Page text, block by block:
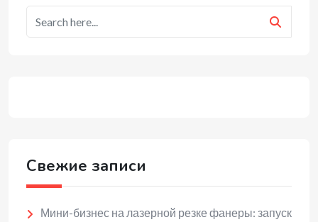
Свежие записи
Мини-бизнес на лазерной резке фанеры: запуск